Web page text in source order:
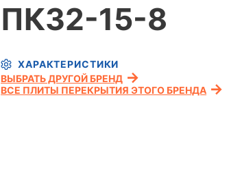
ПК32-15-8
ХАРАКТЕРИСТИКИ
ВЫБРАТЬ ДРУГОЙ БРЕНД
ВСЕ ПЛИТЫ ПЕРЕКРЫТИЯ ЭТОГО БРЕНДА